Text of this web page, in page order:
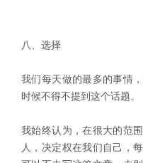
八、选择
我们每天做的最多的事情
时候不得不提到这个话题。
我始终认为，在很大的范
人，决定权在我们自己，